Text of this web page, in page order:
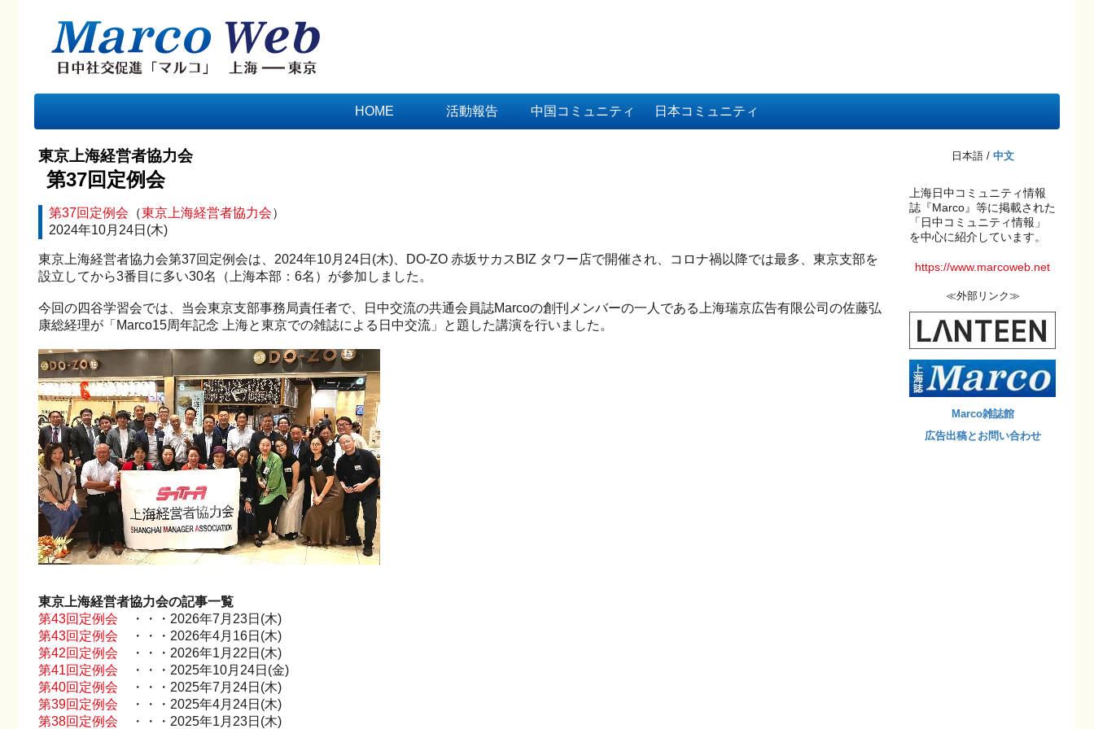
HOME 活動報告 中国コミュニティ 日本コミュニティ
東京上海経営者協力会
第37回定例会
第37回定例会 （東京上海経営者協力会）
2024年10月24日(木)
東京上海経営者協力会第37回定例会は、2024年10月24日(木)、DO-ZO 赤坂サカスBIZ タワー店で開催され、コロナ禍以降では最多、東京支部を
設立してから3番目に多い30名（上海本部：6名）が参加しました。
今回の四谷学習会では、当会東京支部事務局責任者で、日中交流の共通会員誌Marcoの創刊メンバーの一人である上海瑞京広告有限公司の佐藤弘
康総経理が「Marco15周年記念 上海と東京での雑誌による日中交流」と題した講演を行いました。
東京上海経営者協力会の記事一覧
第43回定例会 ・・・2026年7月23日(木)
第43回定例会 ・・・2026年4月16日(木)
第42回定例会 ・・・2026年1月22日(木)
第41回定例会 ・・・2025年10月24日(金)
第40回定例会 ・・・2025年7月24日(木)
第39回定例会 ・・・2025年4月24日(木)
第38回定例会 ・・・2025年1月23日(木)
日本語 / 中文
上海日中コミュニティ情報
誌『Marco』等に掲載された
「日中コミュニティ情報」
を中心に紹介しています。
https://www.marcoweb.net
≪外部リンク≫
Marco雑誌館
広告出稿とお問い合わせ